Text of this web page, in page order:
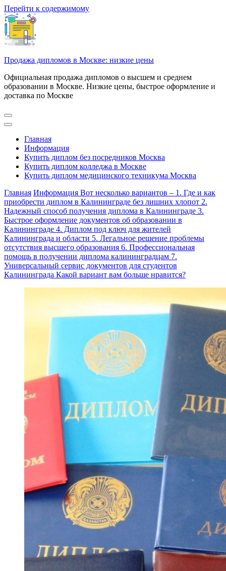
Перейти к содержимому
Продажа дипломов в Москве: низкие цены
Официальная продажа дипломов о высшем и среднем
образовании в Москве. Низкие цены, быстрое оформление и
доставка по Москве
Главная
Информация
Купить диплом без посредников Москва
Купить диплом колледжа в Москве
Купить диплом медицинского техникума Москва
Главная Информация Вот несколько вариантов – 1. Где и как
приобрести диплом в Калининграде без лишних хлопот 2.
Надежный способ получения диплома в Калининграде 3.
Быстрое оформление документов об образовании в
Калининграде 4. Диплом под ключ для жителей
Калининграда и области 5. Легальное решение проблемы
отсутствия высшего образования 6. Профессиональная
помощь в получении диплома калининградцам 7.
Универсальный сервис документов для студентов
Калининграда Какой вариант вам больше нравится?